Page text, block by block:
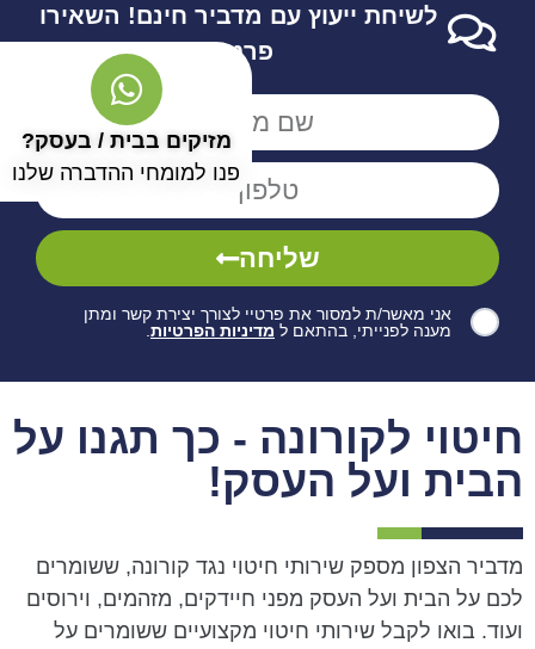
לשיחת ייעוץ עם מדביר חינם! השאירו
פרטים
אני מאשר/ת למסור את פרטיי לצורך יצירת קשר ומתן
מענה לפנייתי, בהתאם ל מדיניות הפרטיות
שליחה
חיטוי לקורונה - כך תגנו על
הבית ועל העסק!
מדביר הצפון מספק שירותי חיטוי נגד קורונה, ששומרים
לכם על הבית ועל העסק מפני חיידקים, מזהמים, וירוסים
ועוד. בואו לקבל שירותי חיטוי מקצועיים ששומרים על
מזיקים בבית / בעסק?
פנו למומחי ההדברה שלנו